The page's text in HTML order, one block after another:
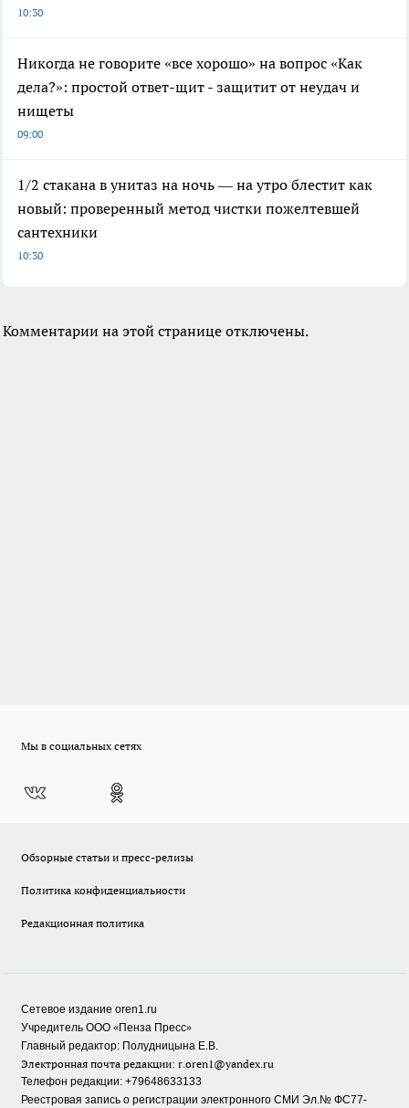
10:30
Никогда не говорите «все хорошо» на вопрос «Как
дела?»: простой ответ-щит - защитит от неудач и
нищеты
09:00
1/2 стакана в унитаз на ночь — на утро блестит как
новый: проверенный метод чистки пожелтевшей
сантехники
10:30
Комментарии на этой странице отключены.
Мы в социальных сетях
Обзорные статьи и пресс-релизы
Политика конфиденциальности
Редакционная политика
Сетевое издание oren1.ru
Учредитель ООО «Пенза Пресс»
Главный редактор: Полудницына Е.В.
Электронная почта редакции: r.oren1@yandex.ru
Телефон редакции: +79648633133
Реестровая запись о регистрации электронного СМИ Эл.№ ФС77-